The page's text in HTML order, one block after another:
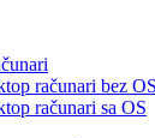
računari bez OS
računari sa OS